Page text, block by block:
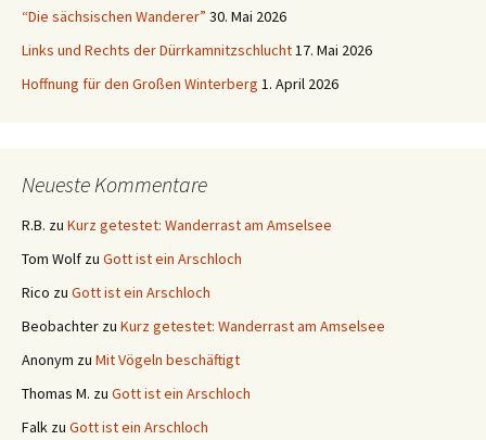
“Die sächsischen Wanderer” 30. Mai 2026
Links und Rechts der Dürrkamnitzschlucht17. Mai 2026
Hoffnung für den Großen Winterberg 1. April 2026
Neueste Kommentare
R.B. zu Kurz getestet: Wanderrast am Amselsee
Tom Wolf zu Gott ist ein Arschloch
Rico zu Gott ist ein Arschloch
Beobachter zu Kurz getestet: Wanderrast am Amselsee
Anonym zu Mit Vögeln beschäftigt
Thomas M. zu Gott ist ein Arschloch
Falk zu Gott ist ein Arschloch